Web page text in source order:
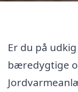
Er du på
bæredygtige